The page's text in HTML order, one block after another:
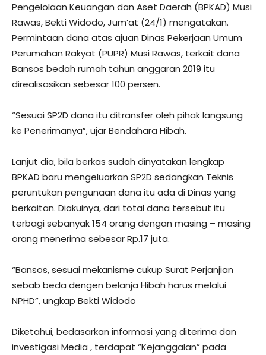
Pengelolaan Keuangan dan Aset Daerah (BPKAD) Musi
Rawas, Bekti Widodo, Jum’at (24/1) mengatakan.
Permintaan dana atas ajuan Dinas Pekerjaan Umum
Perumahan Rakyat (PUPR) Musi Rawas, terkait dana
Bansos bedah rumah tahun anggaran 2019 itu
direalisasikan sebesar 100 persen.
“Sesuai SP2D dana itu ditransfer oleh pihak langsung
ke Penerimanya”, ujar Bendahara Hibah.
Lanjut dia, bila berkas sudah dinyatakan lengkap
BPKAD baru mengeluarkan SP2D sedangkan Teknis
peruntukan pengunaan dana itu ada di Dinas yang
berkaitan. Diakuinya, dari total dana tersebut itu
terbagi sebanyak 154 orang dengan masing – masing
orang menerima sebesar Rp.17 juta.
“Bansos, sesuai mekanisme cukup Surat Perjanjian
sebab beda dengen belanja Hibah harus melalui
NPHD”, ungkap Bekti Widodo
Diketahui, bedasarkan informasi yang diterima dan
investigasi Media , terdapat “Kejanggalan” pada